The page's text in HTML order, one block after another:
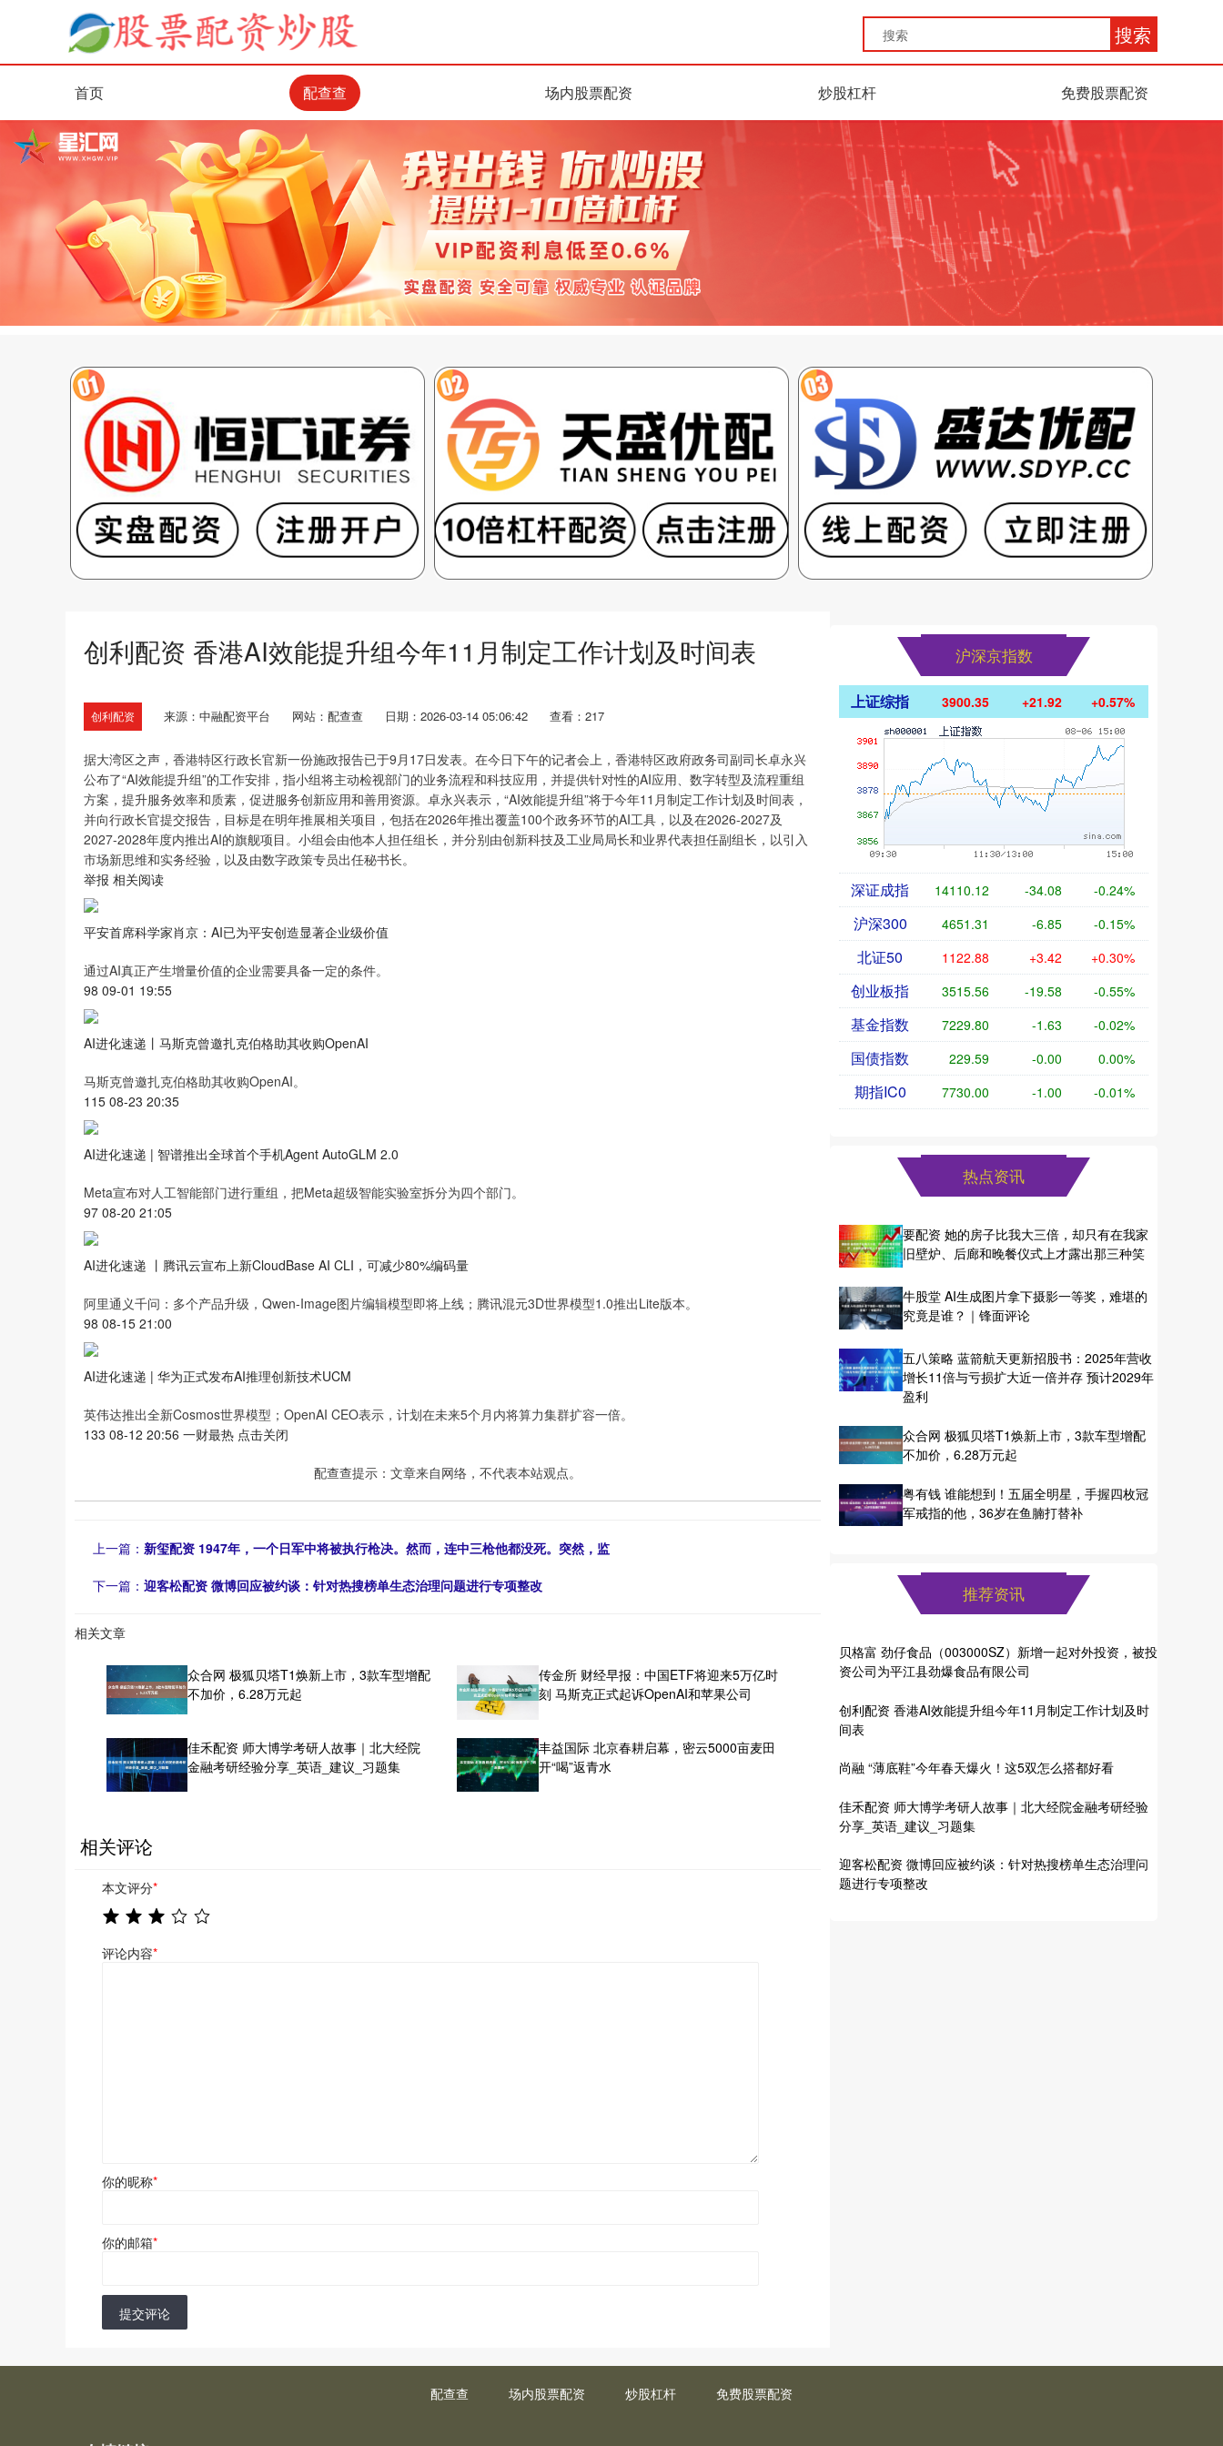
搜索
首页 配查查 场内股票配资 炒股杠杆 免费股票配资
创利配资 香港AI效能提升组今年11月制定工作计划及时间表
创利配资 来源：中融配资平台 网站：配查查 日期：2026-03-14 05:06:42 查看：217
据大湾区之声，香港特区行政长官新一份施政报告已于9月17日发表。在今日下午的记者会上，香港特区政府政务司副司长卓永兴
公布了“AI效能提升组”的工作安排，指小组将主动检视部门的业务流程和科技应用，并提供针对性的AI应用、数字转型及流程重组
方案，提升服务效率和质素，促进服务创新应用和善用资源。卓永兴表示，“AI效能提升组”将于今年11月制定工作计划及时间表，
并向行政长官提交报告，目标是在明年推展相关项目，包括在2026年推出覆盖100个政务环节的AI工具，以及在2026-2027及
2027-2028年度内推出AI的旗舰项目。小组会由他本人担任组长，并分别由创新科技及工业局局长和业界代表担任副组长，以引入
市场新思维和实务经验，以及由数字政策专员出任秘书长。
举报 相关阅读
平安首席科学家肖京：AI已为平安创造显著企业级价值
通过AI真正产生增量价值的企业需要具备一定的条件。
98 09-01 19:55
AI进化速递丨马斯克曾邀扎克伯格助其收购OpenAI
马斯克曾邀扎克伯格助其收购OpenAI。
115 08-23 20:35
AI进化速递 | 智谱推出全球首个手机Agent AutoGLM 2.0
Meta宣布对人工智能部门进行重组，把Meta超级智能实验室拆分为四个部门。
97 08-20 21:05
AI进化速递 丨腾讯云宣布上新CloudBase AI CLI，可减少80%编码量
阿里通义千问：多个产品升级，Qwen-Image图片编辑模型即将上线；腾讯混元3D世界模型1.0推出Lite版本。
98 08-15 21:00
AI进化速递 | 华为正式发布AI推理创新技术UCM
英伟达推出全新Cosmos世界模型；OpenAI CEO表示，计划在未来5个月内将算力集群扩容一倍。
133 08-12 20:56 一财最热 点击关闭
配查查提示：文章来自网络，不代表本站观点。
上一篇： 新玺配资 1947年，一个日军中将被执行枪决。然而，连中三枪他都没死。突然，监
下一篇： 迎客松配资 微博回应被约谈：针对热搜榜单生态治理问题进行专项整改
相关文章
众合网 极狐贝塔T1焕新上市，3款车型增配
不加价，6.28万元起
传金所 财经早报：中国ETF将迎来5万亿时
刻 马斯克正式起诉OpenAI和苹果公司
佳禾配资 师大博学考研人故事｜北大经院
金融考研经验分享_英语_建议_习题集
丰益国际 北京春耕启幕，密云5000亩麦田
开“喝”返青水
相关评论
本文评分*
评论内容*
你的昵称*
你的邮箱*
提交评论
沪深京指数
上证综指 3900.35 +21.92 +0.57%
深证成指 14110.12 -34.08 -0.24%
沪深300 4651.31 -6.85 -0.15%
北证50 1122.88 +3.42 +0.30%
创业板指 3515.56 -19.58 -0.55%
基金指数 7229.80 -1.63 -0.02%
国债指数 229.59 -0.00 0.00%
期指IC0 7730.00 -1.00 -0.01%
热点资讯
要配资 她的房子比我大三倍，却只有在我家
旧壁炉、后廊和晚餐仪式上才露出那三种笑
牛股堂 AI生成图片拿下摄影一等奖，难堪的
究竟是谁？｜锋面评论
五八策略 蓝箭航天更新招股书：2025年营收
增长11倍与亏损扩大近一倍并存 预计2029年
盈利
众合网 极狐贝塔T1焕新上市，3款车型增配
不加价，6.28万元起
粤有钱 谁能想到！五届全明星，手握四枚冠
军戒指的他，36岁在鱼腩打替补
推荐资讯
贝格富 劲仔食品（003000SZ）新增一起对外投资，被投
资公司为平江县劲爆食品有限公司
创利配资 香港AI效能提升组今年11月制定工作计划及时
间表
尚融 “薄底鞋”今年春天爆火！这5双怎么搭都好看
佳禾配资 师大博学考研人故事｜北大经院金融考研经验
分享_英语_建议_习题集
迎客松配资 微博回应被约谈：针对热搜榜单生态治理问
题进行专项整改
配查查 场内股票配资 炒股杠杆 免费股票配资